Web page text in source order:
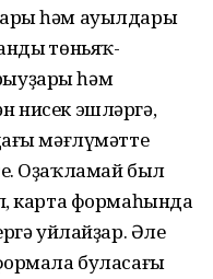
һәм ауылдары
төньяҡ-
һәм
нисек эшләргә,
мәғлүмәтте
Оҙаҡламай был
карта формаһында
уйлайҙар. Әле
буласағы